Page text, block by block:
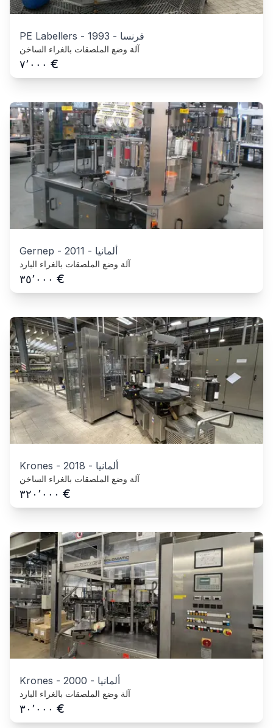
PE Labellers - 1993 - فرنسا
آلة وضع الملصقات بالغراء الساخن
٧٬٠٠٠ €
Gernep - 2011 - ألمانيا
آلة وضع الملصقات بالغراء البارد
٣٥٬٠٠٠ €
Krones - 2018 - ألمانيا
آلة وضع الملصقات بالغراء الساخن
٣٢٠٬٠٠٠ €
Krones - 2000 - ألمانيا
آلة وضع الملصقات بالغراء البارد
٣٠٬٠٠٠ €